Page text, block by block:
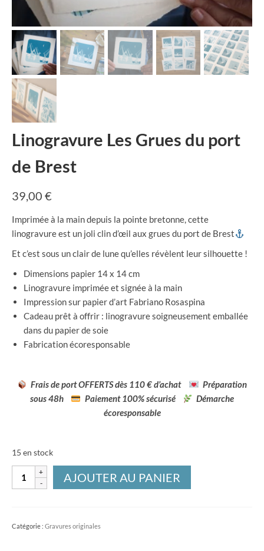
Linogravure Les Grues du port
de Brest
39,00 €
Imprimée à la main depuis la pointe bretonne, cette
linogravure est un joli clin d’œil aux grues du port de Brest
Et c’est sous un clair de lune qu’elles révèlent leur silhouette !
Dimensions papier 14 x 14 cm
Linogravure imprimée et signée à la main
Impression sur papier d’art Fabriano Rosaspina
Cadeau prêt à offrir : linogravure soigneusement emballée
dans du papier de soie
Fabrication écoresponsable
Frais de port OFFERTS dès 110 € d’achat
Préparation
sous 48h
Paiement 100% sécurisé
Démarche
écoresponsable
15 en stock
quantité
de
Grues
AJOUTER AU PANIER
Catégorie : Gravures originales